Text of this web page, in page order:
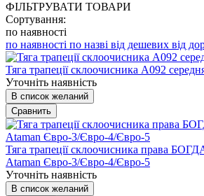
ФІЛЬТРУВАТИ ТОВАРИ
Сортування:
по наявності
по наявності по назві від дешевих від
Тяга трапеції склоочисника А092
Уточніть наявність
В список желаний
Сравнить
Тяга трапеції склоочисника права
Ataman Євро-3/Євро-4/Євро-5
Уточніть наявність
В список желаний